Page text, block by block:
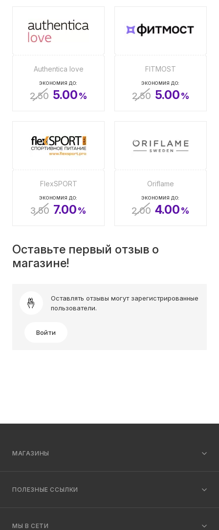
Authentica love
ЭКОНОМИЯ ДО:
2.50 5.00%
FITMOST
ЭКОНОМИЯ ДО:
2.50 5.00%
FlexSPORT
ЭКОНОМИЯ ДО:
3.50 7.00%
Oriflame
ЭКОНОМИЯ ДО:
2.00 4.00%
Оставьте первый отзыв о
магазине!
Оставлять отзывы могут зарегистрированные
пользователи.
Войти
МАГАЗИНЫ
ПОЛЕЗНЫЕ ССЫЛКИ
МЫ В СЕТИ